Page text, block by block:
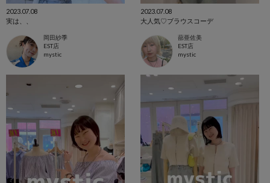
2023.07.08
実は、、
岡田紗季
EST店
mystic
2023.07.08
大人気♡ブラウスコーデ
蔀亜佐美
EST店
mystic